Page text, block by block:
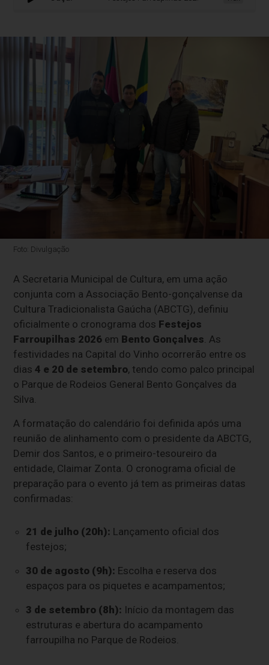
Foto: Divulgação
A Secretaria Municipal de Cultura, em uma ação
conjunta com a Associação Bento-gonçalvense da
Cultura Tradicionalista Gaúcha (ABCTG), definiu
oficialmente o cronograma dos Festejos
Farroupilhas 2026 em Bento Gonçalves . As
festividades na Capital do Vinho ocorrerão entre os
dias4 e 20 de setembro, tendo como palco principal
o Parque de Rodeios General Bento Gonçalves da
Silva.
A formatação do calendário foi definida após uma
reunião de alinhamento com o presidente da ABCTG,
Demir dos Santos, e o primeiro-tesoureiro da
entidade, Claimar Zonta. O cronograma oficial de
preparação para o evento já tem as primeiras datas
confirmadas:
21 de julho (20h): Lançamento oficial dos
festejos;
30 de agosto (9h): Escolha e reserva dos
espaços para os piquetes e acampamentos;
3 de setembro (8h): Início da montagem das
estruturas e abertura do acampamento
farroupilha no Parque de Rodeios.